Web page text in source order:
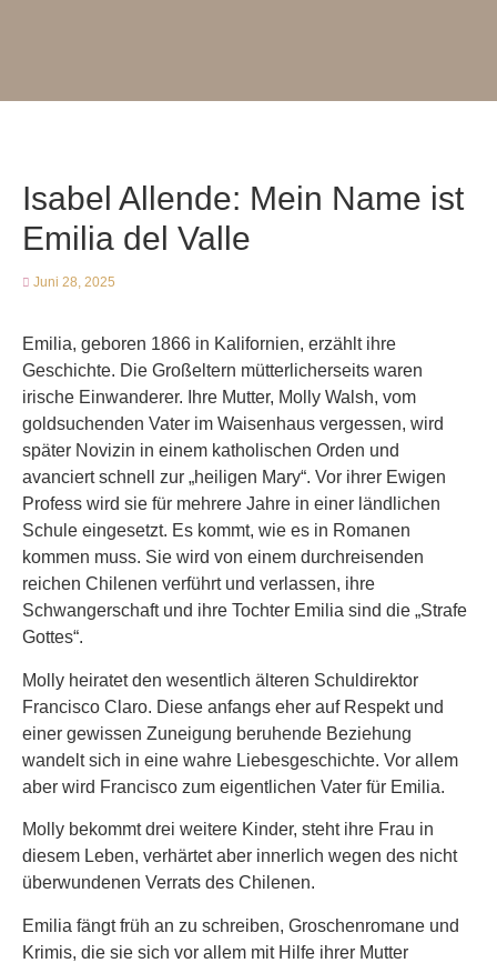
Isabel Allende: Mein Name ist
Emilia del Valle
Juni 28, 2025
Emilia, geboren 1866 in Kalifornien, erzählt ihre
Geschichte. Die Großeltern mütterlicherseits waren
irische Einwanderer. Ihre Mutter, Molly Walsh, vom
goldsuchenden Vater im Waisenhaus vergessen, wird
später Novizin in einem katholischen Orden und
avanciert schnell zur „heiligen Mary“. Vor ihrer Ewigen
Profess wird sie für mehrere Jahre in einer ländlichen
Schule eingesetzt. Es kommt, wie es in Romanen
kommen muss. Sie wird von einem durchreisenden
reichen Chilenen verführt und verlassen, ihre
Schwangerschaft und ihre Tochter Emilia sind die „Strafe
Gottes“.
Molly heiratet den wesentlich älteren Schuldirektor
Francisco Claro. Diese anfangs eher auf Respekt und
einer gewissen Zuneigung beruhende Beziehung
wandelt sich in eine wahre Liebesgeschichte. Vor allem
aber wird Francisco zum eigentlichen Vater für Emilia.
Molly bekommt drei weitere Kinder, steht ihre Frau in
diesem Leben, verhärtet aber innerlich wegen des nicht
überwundenen Verrats des Chilenen.
Emilia fängt früh an zu schreiben, Groschenromane und
Krimis, die sie sich vor allem mit Hilfe ihrer Mutter